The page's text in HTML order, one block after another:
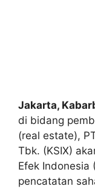
Jakarta,
di bidang
(real estate),
Tbk. (KSIX)
Efek Indonesia
pencatatan